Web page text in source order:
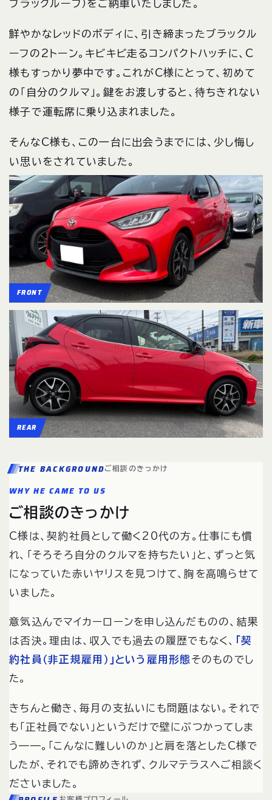
ブラックルーフ）をご納車いたしました。
鮮やかなレッドのボディに、引き締まったブラックル
ーフの2トーン。キビキビ走るコンパクトハッチに、C
様もすっかり夢中です。これがC様にとって、初めて
の「自分のクルマ」。鍵をお渡しすると、待ちきれない
様子で運転席に乗り込まれました。
そんなC様も、この一台に出会うまでには、少し悔し
い思いをされていました。
FRONT
REAR
THE BACKGROUNDご相談のきっかけ
WHY HE CAME TO US
ご相談のきっかけ
C様は、契約社員として働く20代の方。仕事にも慣
れ、「そろそろ自分のクルマを持ちたい」と、ずっと気
になっていた赤いヤリスを見つけて、胸を高鳴らせて
いました。
意気込んでマイカーローンを申し込んだものの、結果
は否決。理由は、収入でも過去の履歴でもなく、
「契
約社員（非正規雇用）」という雇用形態 そのものでし
た。
きちんと働き、毎月の支払いにも問題はない。それで
も「正社員でない」というだけで壁にぶつかってしま
う——。「こんなに難しいのか」と肩を落としたC様で
したが、それでも諦めきれず、クルマテラスへご相談く
ださいました。